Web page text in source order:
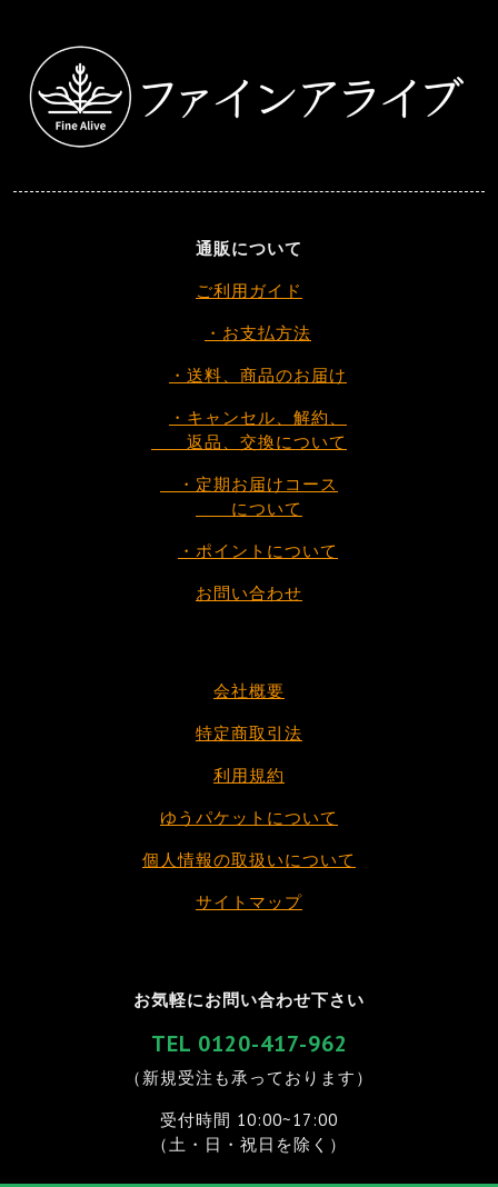
通販について
ご利用ガイド
・お支払方法
・送料、商品のお届け
・キャンセル、解約、
返品、交換について
・定期お届けコース
について
・ポイントについて
お問い合わせ
会社概要
特定商取引法
利用規約
ゆうパケットについて
個人情報の取扱いについて
サイトマップ
お気軽にお問い合わせ下さい
TEL 0120-417-962
（新規受注も承っております）
受付時間 10:00~17:00
（土・日・祝日を除く）